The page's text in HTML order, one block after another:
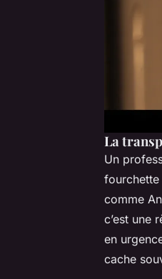
La
Un
fourchette
comme
c’est une
en
cache